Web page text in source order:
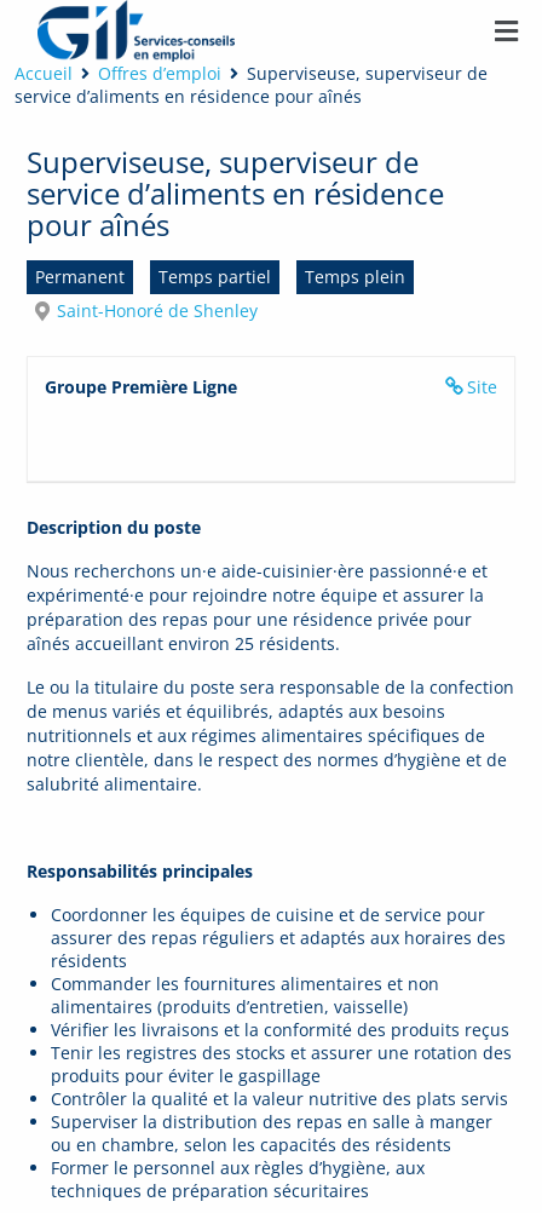
Accueil Offres d’emploi
Superviseuse, superviseur de
service d’aliments en résidence pour aînés
Superviseuse, superviseur de
service d’aliments en résidence
pour aînés
Permanent Temps partiel
Temps plein
Saint-Honoré de Shenley
Site
Groupe Première Ligne
Description du poste
Nous recherchons un·e aide-cuisinier·ère passionné·e et
expérimenté·e pour rejoindre notre équipe et assurer la
préparation des repas pour une résidence privée pour
aînés accueillant environ 25 résidents.
Le ou la titulaire du poste sera responsable de la confection
de menus variés et équilibrés, adaptés aux besoins
nutritionnels et aux régimes alimentaires spécifiques de
notre clientèle, dans le respect des normes d’hygiène et de
salubrité alimentaire.
Responsabilités principales
Coordonner les équipes de cuisine et de service pour
assurer des repas réguliers et adaptés aux horaires des
résidents
Commander les fournitures alimentaires et non
alimentaires (produits d’entretien, vaisselle)
Vérifier les livraisons et la conformité des produits reçus
Tenir les registres des stocks et assurer une rotation des
produits pour éviter le gaspillage
Contrôler la qualité et la valeur nutritive des plats servis
Superviser la distribution des repas en salle à manger
ou en chambre, selon les capacités des résidents
Former le personnel aux règles d’hygiène, aux
techniques de préparation sécuritaires